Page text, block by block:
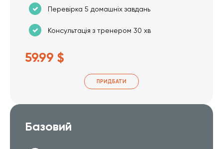
Перевірка 5 домашніх завдань
Консультація з тренером 30 хв
59.99 $
ПРИДБАТИ
Базовий